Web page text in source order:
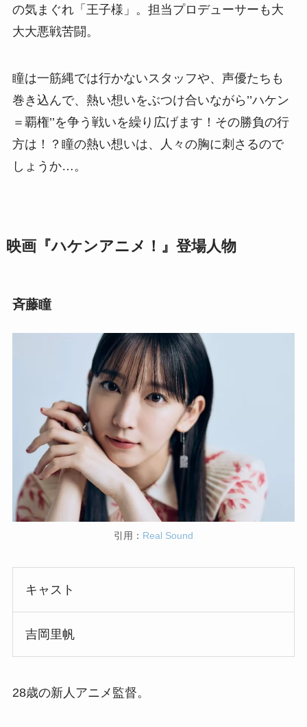
の気まぐれ「王子様」。担当プロデューサーも大
大大悪戦苦闘。
瞳は一筋縄では行かないスタッフや、声優たちも
巻き込んで、熱い想いをぶつけ合いながら’’ハケン
＝覇権’’を争う戦いを繰り広げます！その勝負の行
方は！？瞳の熱い想いは、人々の胸に刺さるので
しょうか…。
映画『ハケンアニメ！』登場人物
斉藤瞳
引用： Real Sound
キャスト
吉岡里帆
28歳の新人アニメ監督。